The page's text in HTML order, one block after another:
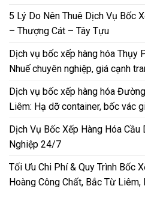
5 Lý Do Nên Thuê Dịch Vụ Bốc
– Thượng Cát – Tây Tựu
Dịch vụ bốc xếp hàng hóa
Nhuế chuyên nghiệp, giá cạnh
Dịch vụ bốc xếp hàng hóa
Liêm: Hạ dỡ container, bốc vác
Dịch Vụ Bốc Xếp Hàng Hóa
Nghiệp 24/7
Tối Ưu Chi Phí & Quy Trình Bốc
Hoàng Công Chất, Bắc Từ Liêm,